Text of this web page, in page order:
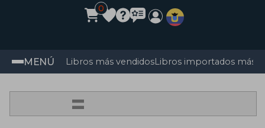
0
MENÚ Libros más vendidosLibros importados más
=